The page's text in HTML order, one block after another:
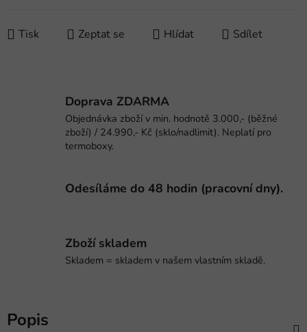
Tisk Zeptat se Hlídat Sdílet
Doprava ZDARMA
Objednávka zboží v min. hodnotě 3.000,- (běžné
zboží) / 24.990,- Kč (sklo/nadlimit). Neplatí pro
termoboxy.
Odesíláme do 48 hodin (pracovní dny).
Zboží skladem
Skladem = skladem v našem vlastním skladě.
Popis